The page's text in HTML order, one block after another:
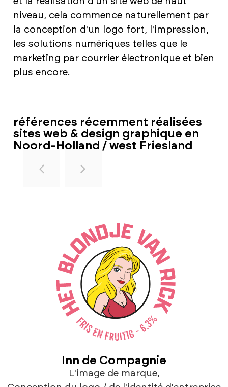
niveau, cela commence naturellement par
la conception d'un logo fort, l'impression,
les solutions numériques telles que le
marketing par courrier électronique et bien
plus encore.
références récemment réalisées
sites web & design graphique en
Noord-Holland / west Friesland
Inn de Compagnie
L'image de marque,